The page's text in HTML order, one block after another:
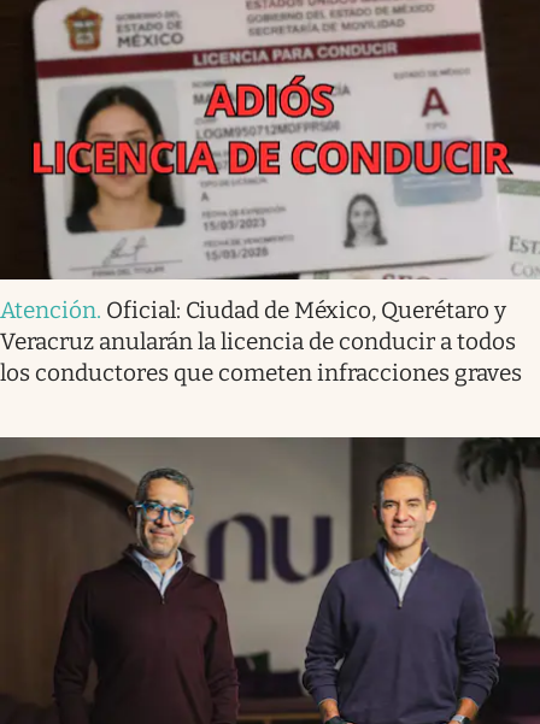
Atención. Oficial: Ciudad de México, Querétaro y
Veracruz anularán la licencia de conducir a todos
los conductores que cometen infracciones graves